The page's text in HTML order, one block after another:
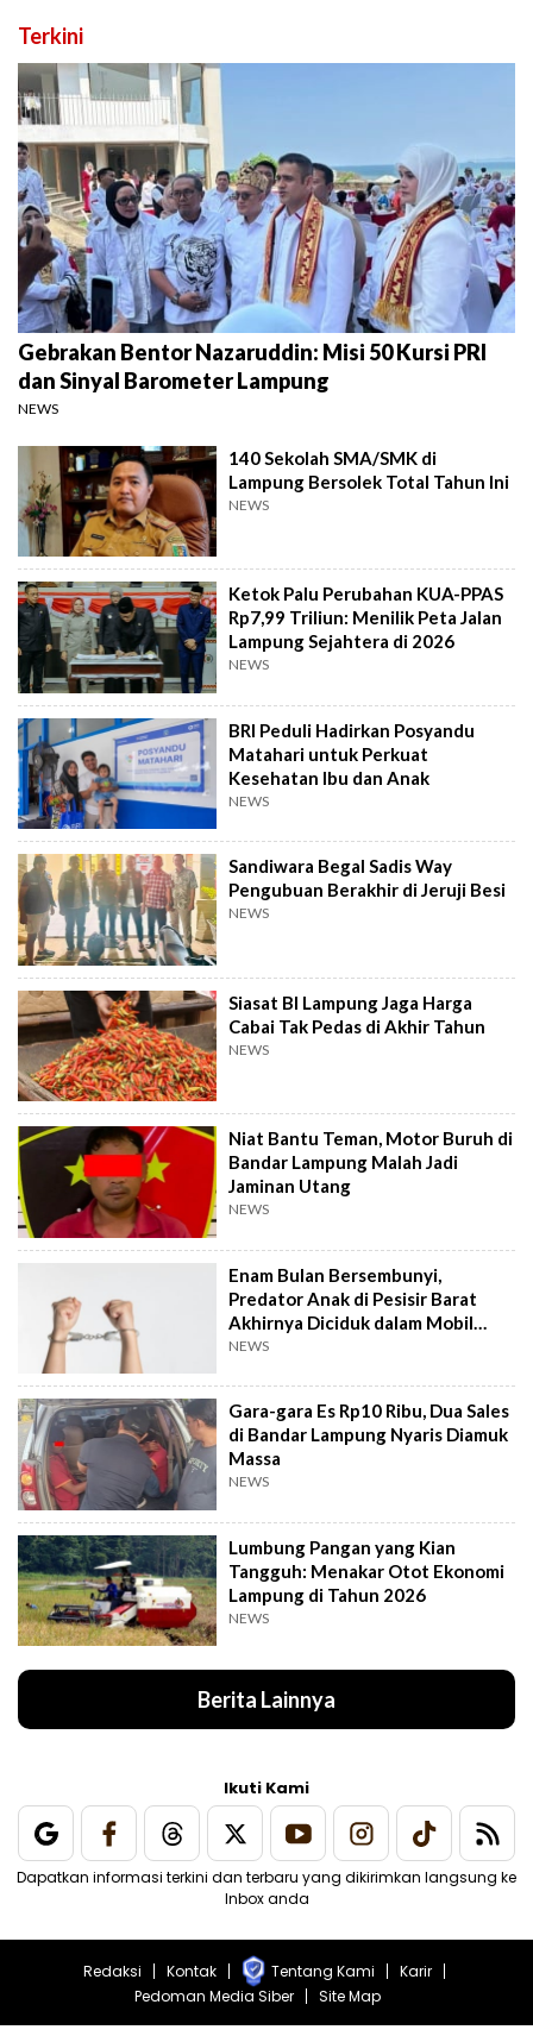
Terkini
Gebrakan Bentor Nazaruddin: Misi 50 Kursi PRI
dan Sinyal Barometer Lampung
NEWS
140 Sekolah SMA/SMK di
Lampung Bersolek Total Tahun Ini
NEWS
Ketok Palu Perubahan KUA-PPAS
Rp7,99 Triliun: Menilik Peta Jalan
Lampung Sejahtera di 2026
NEWS
BRI Peduli Hadirkan Posyandu
Matahari untuk Perkuat
Kesehatan Ibu dan Anak
NEWS
Sandiwara Begal Sadis Way
Pengubuan Berakhir di Jeruji Besi
NEWS
Siasat BI Lampung Jaga Harga
Cabai Tak Pedas di Akhir Tahun
NEWS
Niat Bantu Teman, Motor Buruh di
Bandar Lampung Malah Jadi
Jaminan Utang
NEWS
Enam Bulan Bersembunyi,
Predator Anak di Pesisir Barat
Akhirnya Diciduk dalam Mobil
Travel
NEWS
Gara-gara Es Rp10 Ribu, Dua Sales
di Bandar Lampung Nyaris Diamuk
Massa
NEWS
Lumbung Pangan yang Kian
Tangguh: Menakar Otot Ekonomi
Lampung di Tahun 2026
NEWS
Berita Lainnya
Ikuti Kami
Dapatkan informasi terkini dan terbaru yang dikirimkan langsung ke
Inbox anda
Redaksi Kontak Tentang Kami
Karir
Pedoman Media Siber
Site Map